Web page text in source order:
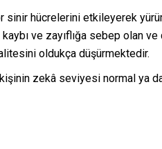
sinir hücrelerini etkileyerek
ve zayıflığa sebep olan ve
oldukça düşürmektedir.
zekâ seviyesi normal ya